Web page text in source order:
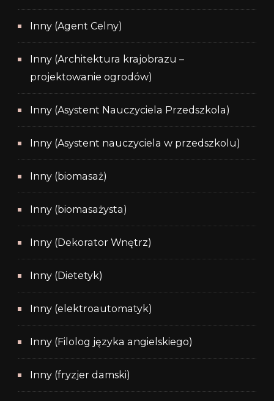
Inny (Agent Celny)
Inny (Architektura krajobrazu –
projektowanie ogrodów)
Inny (Asystent Nauczyciela Przedszkola)
Inny (Asystent nauczyciela w przedszkolu)
Inny (biomasaż)
Inny (biomasażysta)
Inny (Dekorator Wnętrz)
Inny (Dietetyk)
Inny (elektroautomatyk)
Inny (Filolog języka angielskiego)
Inny (fryzjer damski)